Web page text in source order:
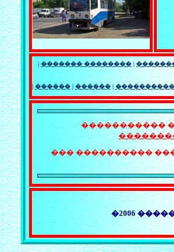
| ������� �������� |
|������ |������ |
�����������
��� ����������
�2006